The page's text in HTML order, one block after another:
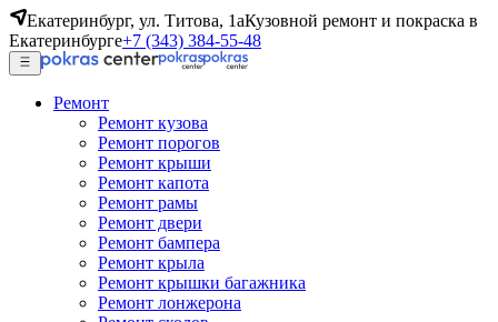
Екатеринбург, ул. Титова, 1аКузовной ремонт и покраска в
Екатеринбурге+7 (343) 384-55-48
Ремонт
Ремонт кузова
Ремонт порогов
Ремонт крыши
Ремонт капота
Ремонт рамы
Ремонт двери
Ремонт бампера
Ремонт крыла
Ремонт крышки багажника
Ремонт лонжерона